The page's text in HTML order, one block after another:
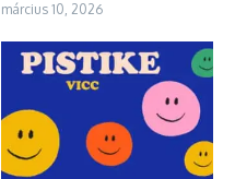
március 10, 2026